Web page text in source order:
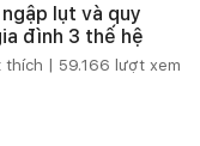
lụt và quy
đình 3 thế hệ
thích | 59.166 lượt xem